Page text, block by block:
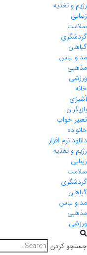
رژیم و تغذیه
زیبایی
سلامت
گردشگری
گیاهان
مد و لباس
مذهبی
ورزشی
خانه
آشپزی
بازیگران
تعبیر خواب
خانواده
دانلود نرم افزار
رژیم و تغذیه
زیبایی
سلامت
گردشگری
گیاهان
مد و لباس
مذهبی
ورزشی
جستجو کردن